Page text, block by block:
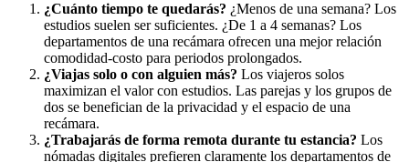
¿Cuánto tiempo te quedarás? ¿Menos de una semana? Los
estudios suelen ser suficientes. ¿De 1 a 4 semanas? Los
departamentos de una recámara ofrecen una mejor relación
comodidad-costo para periodos prolongados.
¿Viajas solo o con alguien más? Los viajeros solos
maximizan el valor con estudios. Las parejas y los grupos de
dos se benefician de la privacidad y el espacio de una
recámara.
¿Trabajarás de forma remota durante tu estancia? Los
nómadas digitales prefieren claramente los departamentos de